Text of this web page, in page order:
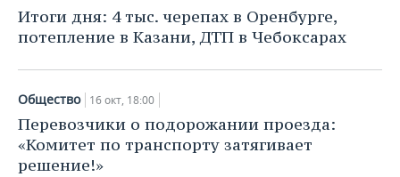
НЕФТЕХИМИЯ
НЕФТЬ
ЭНЕРГЕТИКА
РОЗНИЧНАЯ ТОРГОВЛЯ
ТРАНСПОРТ
УСЛУГИ
НОВОСТИ ТЕХНОЛОГИЙ
IT
МЕДИА
ТЕЛЕКОММУНИКАЦИИ
МЕРОПРИЯТИЯ
НОВОСТИ МЕРОПРИЯТИЙ
ВЫЕЗДНАЯ РЕДАКЦИЯ
БИЗНЕС-БРАНЧИ
СПОРТ
НОВОСТИ СПОРТА
ФУТБОЛ
ОБЩЕСТВО
НОВОСТИ ОБЩЕСТВА
ФОТОГАЛЕРЕЯ
Итоги дня: 4 тыс. черепах в Оренбурге,
потепление в Казани, ДТП в Чебоксарах
Общество 16 окт, 18:00
Перевозчики о подорожании проезда:
«Комитет по транспорту затягивает
решение!»